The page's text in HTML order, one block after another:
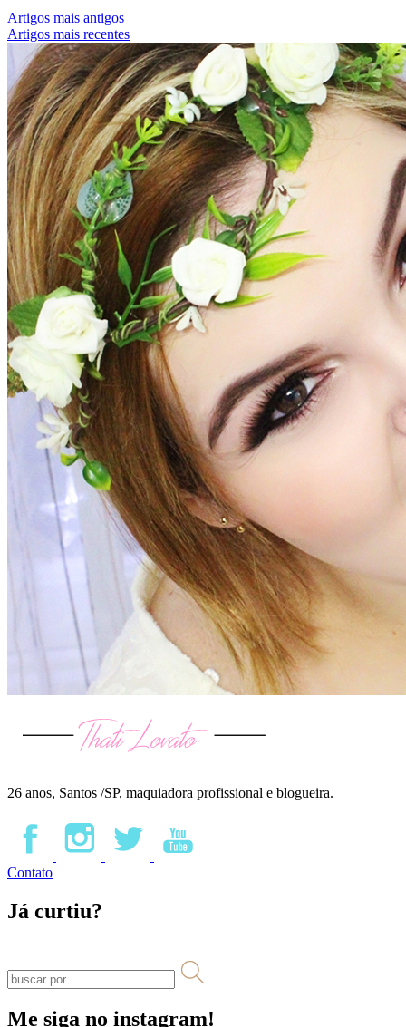
Artigos mais antigos
Artigos mais recentes
26 anos, Santos /SP, maquiadora profissional e blogueira.
Contato
Já curtiu?
Me siga no instagram!